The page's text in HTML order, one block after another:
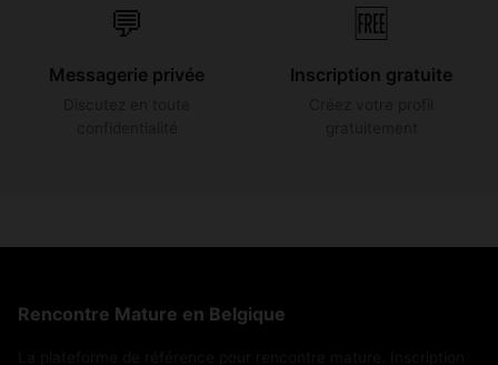
💬
Messagerie privée
🆓
Inscription gratuite
Rencontre Mature en Belgique